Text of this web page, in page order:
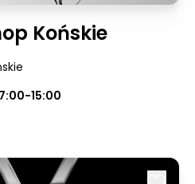
Końskie
15:00